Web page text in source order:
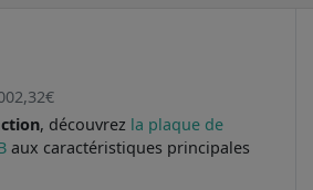
, découvrez la plaque de
aux caractéristiques principales